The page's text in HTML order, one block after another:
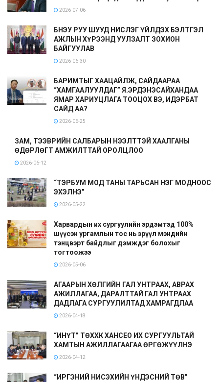
2026-07-06
БНЭУ РУУ ШУУД НИСЛЭГ ҮЙЛДЭХ БЭЛТГЭЛ
АЖЛЫН ХҮРЭЭНД УУЛЗАЛТ ЗОХИОН
БАЙГУУЛАВ
2026-06-30
БАРИМТЫГ ХААЦАЙЛЖ, САЙДААРАА
“ХАМГААЛУУЛДАГ” Я.ЭРДЭНЭСАЙХАНДАА
ЯМАР ХАРИУЦЛАГА ТООЦОХ ВЭ, ИДЭРБАТ
САЙД АА?
2026-06-25
ЗАМ, ТЭЭВРИЙН САЛБАРЫН НЭЭЛТТЭЙ ХААЛГАНЫ
ӨДӨРЛӨГТ АМЖИЛТТАЙ ОРОЛЦЛОО
2026-06-12
“ТЭРБУМ МОД ТАНЫ ТАРЬСАН НЭГ МОДНООС
ЭХЭЛНЭ”
2026-05-22
Харвардын их сургуулийн эрдэмтэд 100%
шүүсэн ургамлын тос нь эрүүл мэндийн
тэнцвэрт байдлыг дэмждэг болохыг
тогтоожээ
2026-05-06
АГААРЫН ХӨЛГИЙН ГАЛ УНТРААХ, АВРАХ
АЖИЛЛАГАА, ДАРАЛТТАЙ ГАЛ УНТРААХ
ДАДЛАГА СУРГУУЛИЛТАД ХАМРАГДЛАА
2026-04-18
“ИНҮТ” ТӨХХК ХАНСЕО ИХ СУРГУУЛЬТАЙ
ХАМТЫН АЖИЛЛАГААГАА ӨРГӨЖҮҮЛНЭ
2026-04-12
“ИРГЭНИЙ НИСЭХИЙН ҮНДЭСНИЙ ТӨВ”